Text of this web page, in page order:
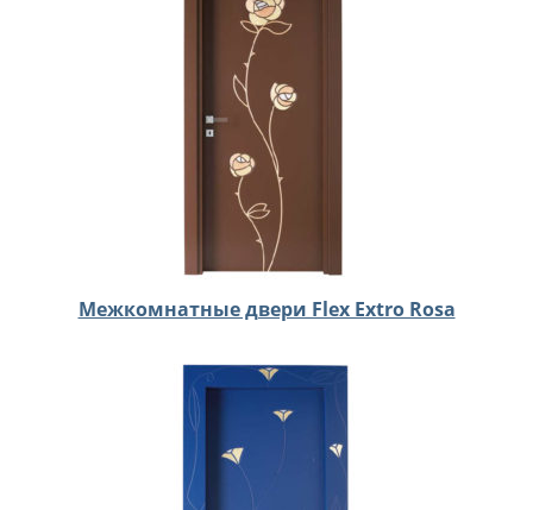
Межкомнатные двери Flex Extro Rosa